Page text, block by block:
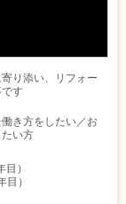
り添い、リフォー
す
き方をしたい／お
い方
）
）